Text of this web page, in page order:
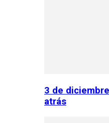
3 de
atrás